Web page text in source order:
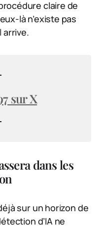
claire de
là n’existe pas
arrive.
sur X
dans les
sur un horizon de
d’IA ne